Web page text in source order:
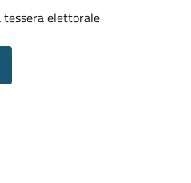
tessera elettorale